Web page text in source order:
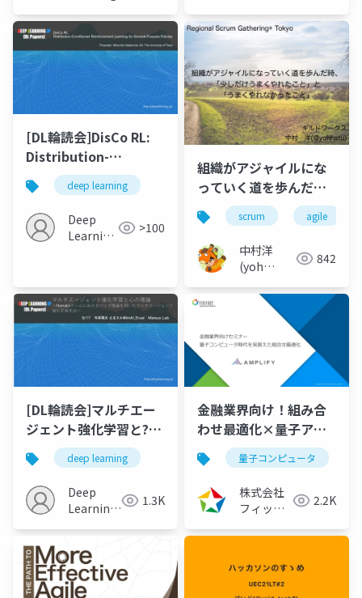
[DL輪読会]DisCo RL:
Distribution-
Conditioned
Reinforcement
Learning for General-
Purpose Policies
deep learning
Deep
Learning
>100
組織がアジャイルにな
っていく道を歩んだ
時、「少しだけうまく
やれたこと」と「うま
くやれなかったこと」
scrum agile
中村洋
(yoh
842
[DL輪読会]マルチエー
ジェント強化学習と?の
理論 ?Hanabiゲームに
おけるベイズ推論を?い
たマルチエージェント
強化学習?法?
deep learning
Deep
Learning
1.3K
金融業界向け！組み合
わせ最適化×量子アニ
ーリング・イジングマ
シン（2021/09/16）
量子コンピュータ
株式会社
フィック
2.2K